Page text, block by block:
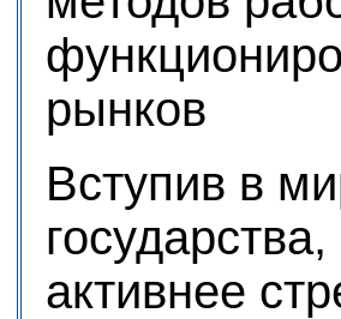
рынков
Вступив в
активнее